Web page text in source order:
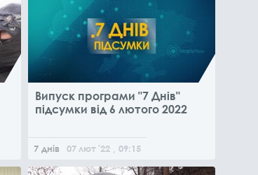
Випуск програми "7 Днів"
підсумки від 6 лютого 2022
7 днів 07 лют '22 , 09:15